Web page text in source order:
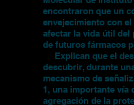
encontraron que un
envejecimiento con
afectar la vida útil del
de futuros fármacos
Explican que el
descubrir, durante
mecanismo de
1, una importante vía
agregación de la